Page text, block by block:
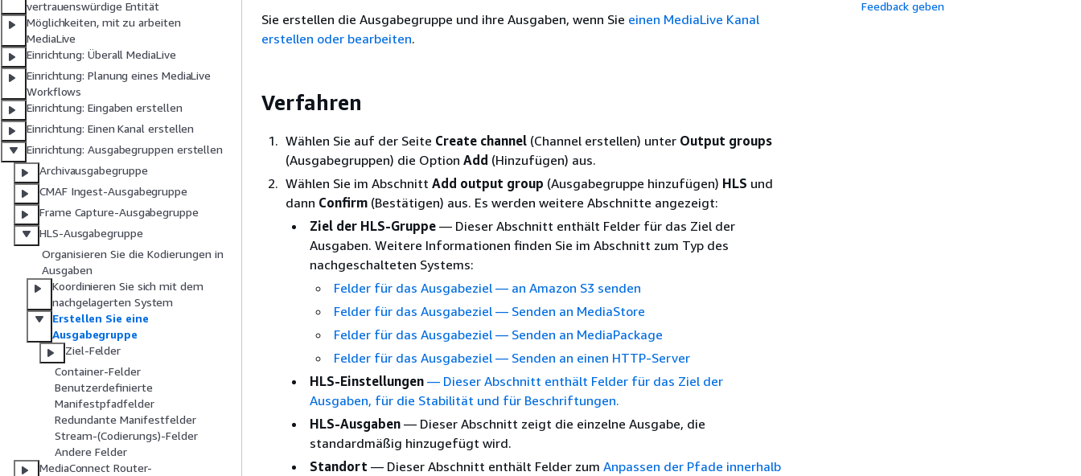
vertrauenswürdige Entität
Möglichkeiten, mit zu arbeiten
MediaLive
Einrichtung: Überall MediaLive
Einrichtung: Planung eines MediaLive
Workflows
Einrichtung: Eingaben erstellen
Einrichtung: Einen Kanal erstellen
Einrichtung: Ausgabegruppen erstellen
Archivausgabegruppe
CMAF Ingest-Ausgabegruppe
Frame Capture-Ausgabegruppe
HLS-Ausgabegruppe
Organisieren Sie die Kodierungen in
Ausgaben
Koordinieren Sie sich mit dem
nachgelagerten System
Erstellen Sie eine
Ausgabegruppe
Ziel-Felder
Container-Felder
Benutzerdefinierte
Manifestpfadfelder
Redundante Manifestfelder
Stream-(Codierungs)-Felder
Andere Felder
MediaConnect Router-
Sie erstellen die Ausgabegruppe und ihre Ausgaben, wenn Sie einen MediaLive Kanal
erstellen oder bearbeiten.
Verfahren
Wählen Sie auf der Seite Create channel (Channel erstellen) unter Output groups
(Ausgabegruppen) die Option Add (Hinzufügen) aus.
Wählen Sie im Abschnitt Add output group (Ausgabegruppe hinzufügen) HLS und
dann Confirm (Bestätigen) aus. Es werden weitere Abschnitte angezeigt:
Ziel der HLS-Gruppe — Dieser Abschnitt enthält Felder für das Ziel der
Ausgaben. Weitere Informationen finden Sie im Abschnitt zum Typ des
nachgeschalteten Systems:
Felder für das Ausgabeziel — an Amazon S3 senden
Felder für das Ausgabeziel — Senden an MediaStore
Felder für das Ausgabeziel — Senden an MediaPackage
Felder für das Ausgabeziel — Senden an einen HTTP-Server
HLS-Einstellungen — Dieser Abschnitt enthält Felder für das Ziel der
Ausgaben, für die Stabilität und für Beschriftungen.
HLS-Ausgaben — Dieser Abschnitt zeigt die einzelne Ausgabe, die
standardmäßig hinzugefügt wird.
Standort — Dieser Abschnitt enthält Felder zum Anpassen der Pfade innerhalb
Feedback geben